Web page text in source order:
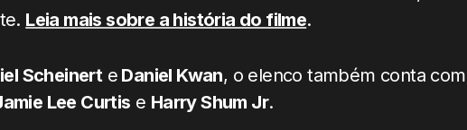
Leia mais sobre a história do filme.
Scheinerte Daniel Kwan, o elenco também conta com
Lee Curtis e Harry Shum Jr.